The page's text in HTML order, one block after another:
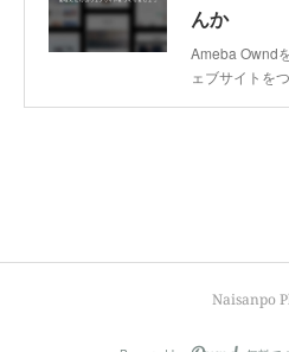
んか
Ameba Ownd
ェブサイトを
Naisanpo